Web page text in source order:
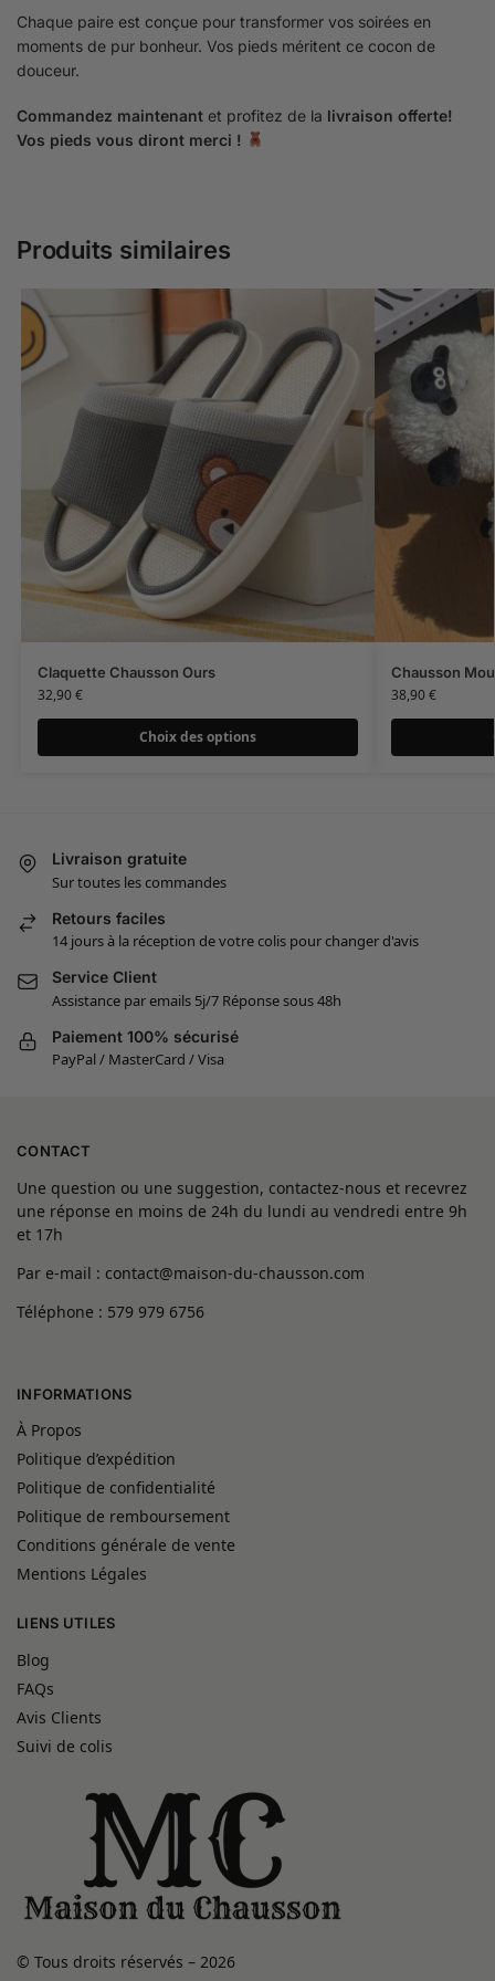
Chaque paire est conçue pour transformer vos soirées en
moments de pur bonheur. Vos pieds méritent ce cocon de
douceur.
Commandez maintenant et profitez de la livraison offerte!
Vos pieds vous diront merci !
Produits similaires
Claquette Chausson Ours
32,90€
Choix des options
Chausson
38,90€
Livraison gratuite
Sur toutes les commandes
Retours faciles
14 jours à la réception de votre colis pour changer d'avis
Service Client
Assistance par emails 5j/7 Réponse sous 48h
Paiement 100% sécurisé
PayPal / MasterCard / Visa
CONTACT
Une question ou une suggestion, contactez-nous et recevrez
une réponse en moins de 24h du lundi au vendredi entre 9h
et 17h
Par e-mail : contact@maison-du-chausson.com
Téléphone : 579 979 6756
INFORMATIONS
À Propos
Politique d’expédition
Politique de confidentialité
Politique de remboursement
Conditions générale de vente
Mentions Légales
LIENS UTILES
Blog
FAQs
Avis Clients
Suivi de colis
© Tous droits réservés – 2026